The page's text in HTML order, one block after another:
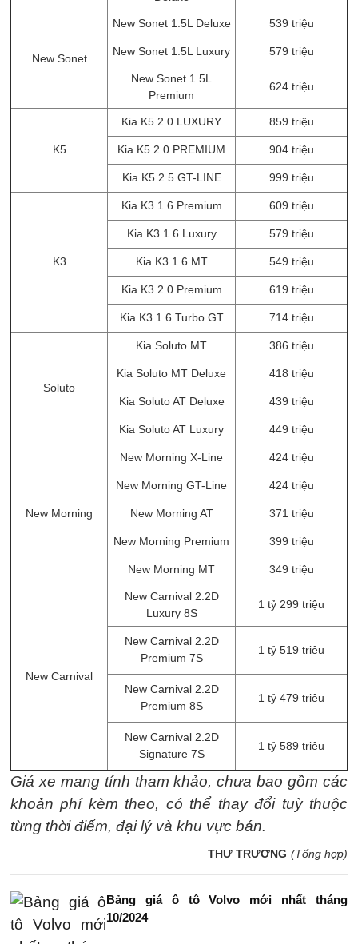
New Sonet
New Sonet 1.5L Deluxe 539 triệu
New Sonet 1.5L Luxury 579 triệu
New Sonet 1.5L
Premium
624 triệu
K5
Kia K5 2.0 LUXURY 859 triệu
Kia K5 2.0 PREMIUM 904 triệu
Kia K5 2.5 GT-LINE 999 triệu
K3
Kia K3 1.6 Premium 609 triệu
Kia K3 1.6 Luxury 579 triệu
Kia K3 1.6 MT 549 triệu
Kia K3 2.0 Premium 619 triệu
Kia K3 1.6 Turbo GT 714 triệu
Soluto
Kia Soluto MT 386 triệu
Kia Soluto MT Deluxe 418 triệu
Kia Soluto AT Deluxe 439 triệu
Kia Soluto AT Luxury 449 triệu
New Morning
New Morning X-Line 424 triệu
New Morning GT-Line 424 triệu
New Morning AT 371 triệu
New Morning Premium 399 triệu
New Morning MT 349 triệu
New Carnival
New Carnival 2.2D
Luxury 8S​
1 tỷ 299 triệu
New Carnival 2.2D
Premium 7S​
1 tỷ 519 triệu
New Carnival 2.2D
Premium 8S​
1 tỷ 479 triệu
New Carnival 2.2D
Signature 7S​
1 tỷ 589 triệu
Giá xe mang tính tham khảo, chưa bao gồm các
khoản phí kèm theo, có thể thay đổi tuỳ thuộc
từng thời điểm, đại lý và khu vực bán.
THƯ TRƯƠNG (Tổng hợp)
Bảng giá ô tô Volvo mới nhất tháng
10/2024